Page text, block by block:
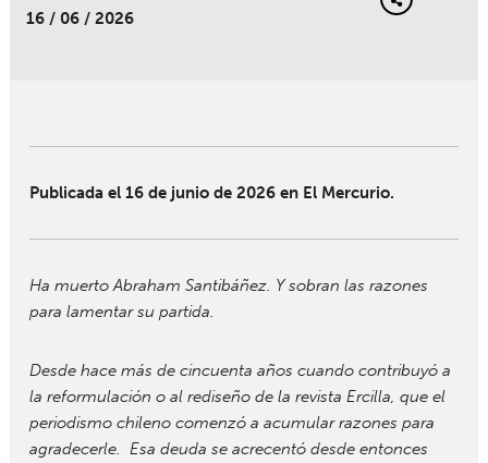
16 / 06 / 2026
Publicada el 16 de junio de 2026 en El Mercurio.
Ha muerto Abraham Santibáñez. Y sobran las razones
para lamentar su partida.
Desde hace más de cincuenta años cuando contribuyó a
la reformulación o al rediseño de la revista Ercilla, que el
periodismo chileno comenzó a acumular razones para
agradecerle. Esa deuda se acrecentó desde entonces